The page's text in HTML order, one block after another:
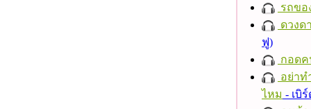
รถขอ
ดวงด
ฟู)
กอดค
อย่าท
ไหม - เบิ